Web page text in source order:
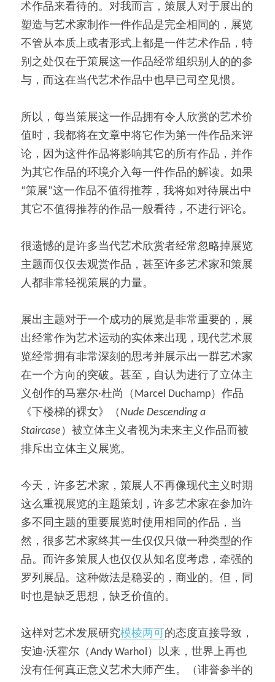
术作品来看待的。对我而言，策展人对于展出的
塑造与艺术家制作一件作品是完全相同的，展览
不管从本质上或者形式上都是一件艺术作品，特
别之处仅在于策展这一作品经常组织别人的的参
与，而这在当代艺术作品中也早已司空见惯。
所以，每当策展这一作品拥有令人欣赏的艺术价
值时，我都将在文章中将它作为第一件作品来评
论，因为这件作品将影响其它的所有作品，并作
为其它作品的环境介入每一件作品的解读。如果
“策展”这一作品不值得推荐，我将如对待展出中
其它不值得推荐的作品一般看待，不进行评论。
很遗憾的是许多当代艺术欣赏者经常忽略掉展览
主题而仅仅去观赏作品，甚至许多艺术家和策展
人都非常轻视策展的力量。
展出主题对于一个成功的展览是非常重要的，展
出经常作为艺术运动的实体来出现，现代艺术展
览经常拥有非常深刻的思考并展示出一群艺术家
在一个方向的突破。甚至，自认为进行了立体主
义创作的马塞尔·杜尚（Marcel Duchamp）作品
《下楼梯的裸女》（Nude Descending a
Staircase ）被立体主义者视为未来主义作品而被
排斥出立体主义展览。
今天，许多艺术家，策展人不再像现代主义时期
这么重视展览的主题策划，许多艺术家在参加许
多不同主题的重要展览时使用相同的作品，当
然，很多艺术家终其一生仅仅只做一种类型的作
品。而许多策展人也仅仅从知名度考虑，牵强的
罗列展品。这种做法是稳妥的，商业的。但，同
时也是缺乏思想，缺乏价值的。
这样对艺术发展研究模棱两可 的态度直接导致，
安迪·沃霍尔（Andy Warhol）以来，世界上再也
没有任何真正意义艺术大师产生。（诽誉参半的